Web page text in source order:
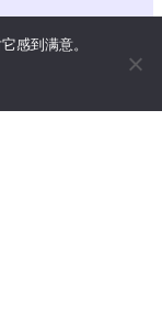
感到满意。